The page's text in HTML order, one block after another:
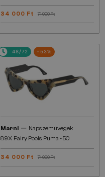
34 000 Ft 71 000 Ft
48/72 -53%
Marni — Napszemüvegek
89X Fairy Pools Puma - 50
34 000 Ft 71 000 Ft